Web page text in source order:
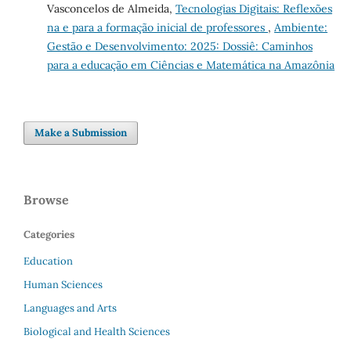
Vasconcelos de Almeida, Tecnologias Digitais: Reflexões
na e para a formação inicial de professores , Ambiente:
Gestão e Desenvolvimento: 2025: Dossiê: Caminhos
para a educação em Ciências e Matemática na Amazônia
Make a Submission
Browse
Categories
Education
Human Sciences
Languages and Arts
Biological and Health Sciences